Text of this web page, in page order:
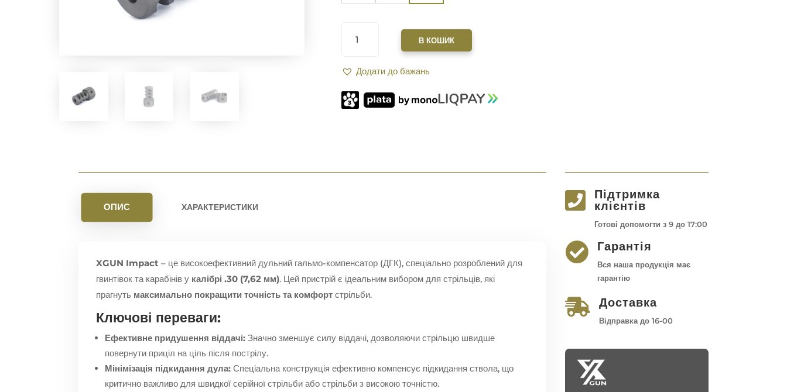
XGUN
.30
РІЗЬБА
5/8"-24.
В КОШИК
Додати до бажань
ОПИС ХАРАКТЕРИСТИКИ
XGUN Impact – це високоефективний дульний гальмо-компенсатор (ДГК), спеціально розроблений для
гвинтівок та карабінів у калібрі .30 (7,62 мм). Цей пристрій є ідеальним вибором для стрільців, які
прагнуть максимально покращити точність та комфорт стрільби.
Ключові переваги:
Ефективне придушення віддачі: Значно зменшує силу віддачі, дозволяючи стрільцю швидше
повернути приціл на ціль після пострілу.
Мінімізація підкидання дула: Спеціальна конструкція ефективно компенсує підкидання ствола, що
критично важливо для швидкої серійної стрільби або стрільби з високою точністю.

Підтримка
клієнтів
Готові допомогти з 9 до 17:00
 Гарантія
Вся наша продукція має
гарантію
 Доставка
Відправка до 16-00